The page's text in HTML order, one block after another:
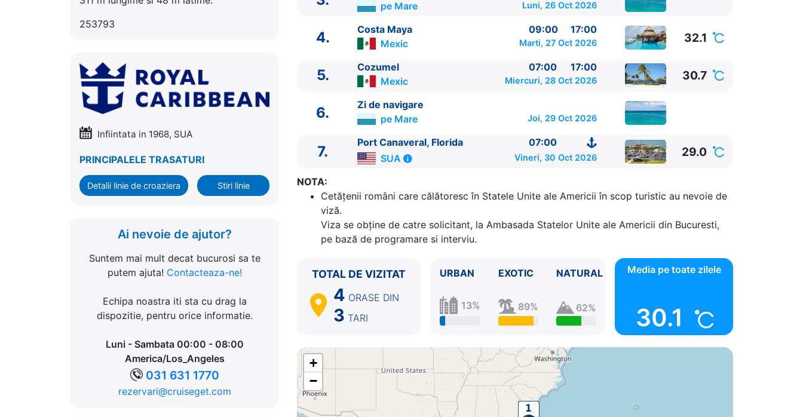
253793
Infiintata in 1968, SUA
PRINCIPALELE TRASATURI
Detalii linie de croaziera Stiri linie
Ai nevoie de ajutor?
Suntem mai mult decat bucurosi sa te
putem ajuta! Contacteaza-ne!
Echipa noastra iti sta cu drag la
dispozitie, pentru orice informatie.
Luni - Sambata 00:00 - 08:00
America/Los_Angeles
031 631 1770
rezervari@cruiseget.com
ITINERARIU
Ziua | Portul | Sosire - Plecare
Port Canaveral, Florida SUA ⚓ - 16:00
Cococay Bahamas
4. Costa Maya
5.
Cozumel Mexic 07:00 - 17:00
Zi de navigare
Port Canaveral, Florida SUA 07:00 - ⚓
pe Mare
Luni, 26 Oct 2026
4. Costa Maya 09:00
17:00
Mexic
Marti, 27 Oct 2026 32.1
5. Cozumel 07:00
17:00
Mexic
Miercuri, 28 Oct 2026 30.7
6.
Zi de navigare
pe Mare
Joi, 29 Oct 2026
7.
Port Canaveral, Florida
07:00
SUA
Vineri, 30 Oct 2026 29.0
NOTA:
Cetăţenii români care călătoresc în Statele Unite ale Americii în scop turistic au nevoie de
viză.
Viza se obține de catre solicitant, la Ambasada Statelor Unite ale Americii din Bucuresti,
pe bază de programare si interviu.
TOTAL DE VIZITAT
4 ORASE DIN
3 TARI
URBAN
13%
EXOTIC
89%
NATURAL
62%
Media pe toate zilele
30.1
+
−